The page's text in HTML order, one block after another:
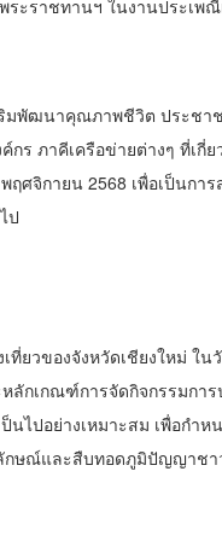
ราชทานฯ ในงานประเพณี
มพัฒนาคุณภาพชีวิต ประช
ภาคีเครือข่ายต่างๆ ที่เกี่
ฤศจิกายน 2568 เพื่อเป็นก
ป
ที่ยวของจังหวัดเชียงใหม่
กเกณฑ์การจัดกิจกรรมกา
นไปอย่างเหมาะสม เพื่อก
ลักษณ์และสืบทอดภูมิปัญญาช